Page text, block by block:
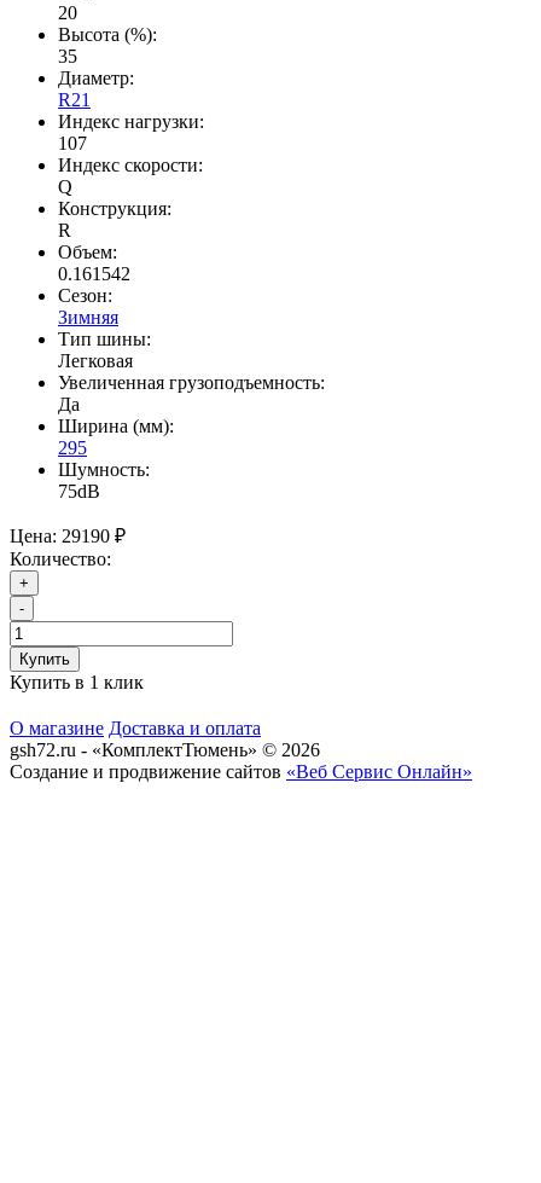
20
Высота (%):
35
Диаметр:
R21
Индекс нагрузки:
107
Индекс скорости:
Q
Конструкция:
R
Объем:
0.161542
Сезон:
Зимняя
Тип шины:
Легковая
Увеличенная грузоподъемность:
Да
Ширина (мм):
295
Шумность:
75dB
Цена: 29190 ₽
Количество:
+
-
Купить
Купить в 1 клик
О магазине Доставка и оплата
gsh72.ru - «КомплектТюмень» © 2026
Создание и продвижение сайтов «Веб Сервис Онлайн»